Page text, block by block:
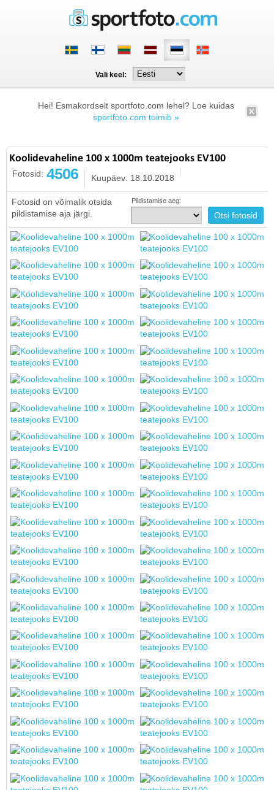
Vali keel:
Hei! Esmakordselt sportfoto.com lehel? Loe kuidas
sportfoto.com toimib »
Koolidevaheline 100 x 1000m teatejooks EV100
Fotosid: 4506 Kuupäev: 18.10.2018
Fotosid on võimalik otsida
pildistamise aja järgi.
Pildistamise aeg: